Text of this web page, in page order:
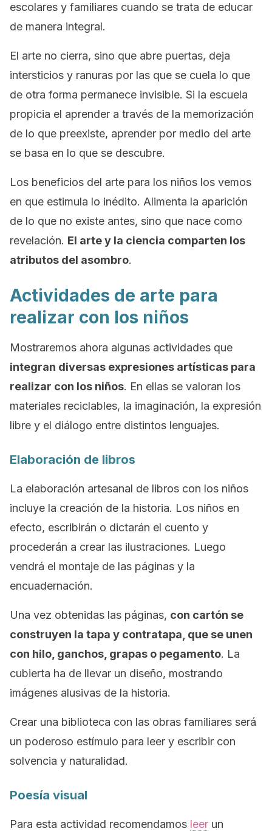
escolares y familiares cuando se trata de educar
de manera integral.
El arte no cierra, sino que abre puertas, deja
intersticios y ranuras por las que se cuela lo que
de otra forma permanece invisible. Si la escuela
propicia el aprender a través de la memorización
de lo que preexiste, aprender por medio del arte
se basa en lo que se descubre.
Los beneficios del arte para los niños los vemos
en que estimula lo inédito. Alimenta la aparición
de lo que no existe antes, sino que nace como
revelación. El arte y la ciencia comparten los
atributos del asombro.
Actividades de arte para
realizar con los niños
Mostraremos ahora algunas actividades que
integran diversas expresiones artísticas para
realizar con los niños. En ellas se valoran los
materiales reciclables, la imaginación, la expresión
libre y el diálogo entre distintos lenguajes.
Elaboración de libros
La elaboración artesanal de libros con los niños
incluye la creación de la historia. Los niños en
efecto, escribirán o dictarán el cuento y
procederán a crear las ilustraciones. Luego
vendrá el montaje de las páginas y la
encuadernación.
Una vez obtenidas las páginas, con cartón se
construyen la tapa y contratapa, que se unen
con hilo, ganchos, grapas o pegamento. La
cubierta ha de llevar un diseño, mostrando
imágenes alusivas de la historia.
Crear una biblioteca con las obras familiares será
un poderoso estímulo para leer y escribir con
solvencia y naturalidad.
Poesía visual
Para esta actividad recomendamos leer un